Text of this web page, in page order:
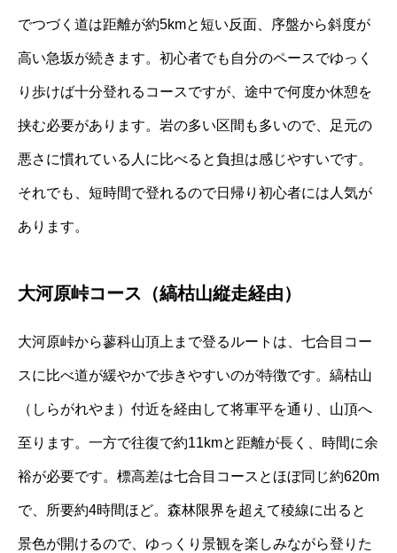
でつづく道は距離が約5kmと短い反面、序盤から斜度が
高い急坂が続きます。初心者でも自分のペースでゆっく
り歩けば十分登れるコースですが、途中で何度か休憩を
挟む必要があります。岩の多い区間も多いので、足元の
悪さに慣れている人に比べると負担は感じやすいです。
それでも、短時間で登れるので日帰り初心者には人気が
あります。
大河原峠コース（縞枯山縦走経由）
大河原峠から蓼科山頂上まで登るルートは、七合目コー
スに比べ道が緩やかで歩きやすいのが特徴です。縞枯山
（しらがれやま）付近を経由して将軍平を通り、山頂へ
至ります。一方で往復で約11kmと距離が長く、時間に余
裕が必要です。標高差は七合目コースとほぼ同じ約620m
で、所要約4時間ほど。森林限界を超えて稜線に出ると
景色が開けるので、ゆっくり景観を楽しみながら登りた